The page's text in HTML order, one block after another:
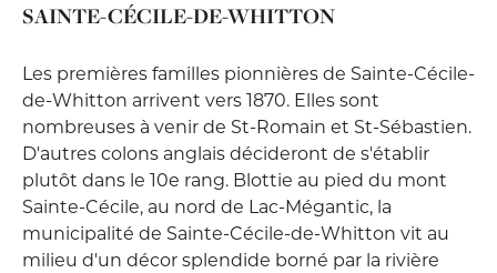
SAINTE-CÉCILE-DE-WHITTON
Les premières familles pionnières de Sainte-Cécile-
de-Whitton arrivent vers 1870. Elles sont
nombreuses à venir de St-Romain et St-Sébastien.
D'autres colons anglais décideront de s'établir
plutôt dans le 10e rang. Blottie au pied du mont
Sainte-Cécile, au nord de Lac-Mégantic, la
municipalité de Sainte-Cécile-de-Whitton vit au
milieu d'un décor splendide borné par la rivière